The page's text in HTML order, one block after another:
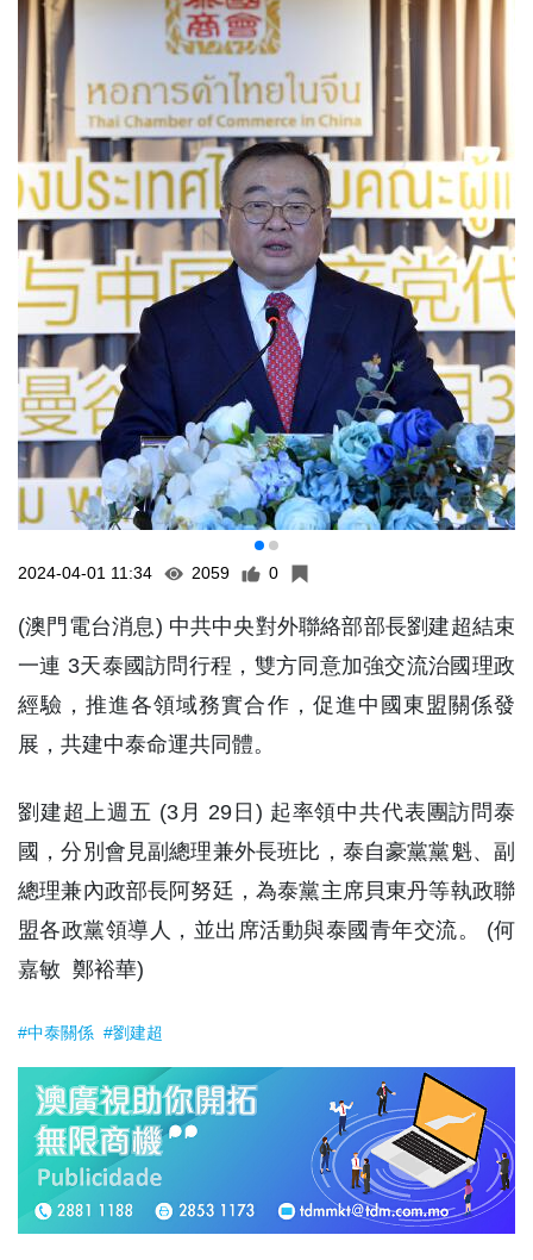
2024-04-01 11:34 2059 0
(澳門電台消息) 中共中央對外聯絡部部長劉建超結束
一連 3天泰國訪問行程，雙方同意加強交流治國理政
經驗，推進各領域務實合作，促進中國東盟關係發
展，共建中泰命運共同體。
劉建超上週五 (3月 29日) 起率領中共代表團訪問泰
國，分別會見副總理兼外長班比，泰自豪黨黨魁、副
總理兼內政部長阿努廷，為泰黨主席貝東丹等執政聯
盟各政黨領導人，並出席活動與泰國青年交流。 (何
嘉敏 鄭裕華)
#中泰關係 #劉建超